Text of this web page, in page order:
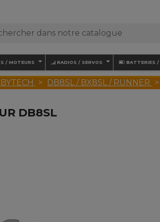
/ MOTEURS RADIOS / SERVOS BATTERIES /
DB8SL / BX8SL / RUNNER
DB8SL